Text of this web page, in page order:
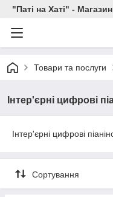
"Паті на Хаті" -
Товари та послуги
Інтер'єрні цифрові
Інтер'єрні цифрові
Сортування